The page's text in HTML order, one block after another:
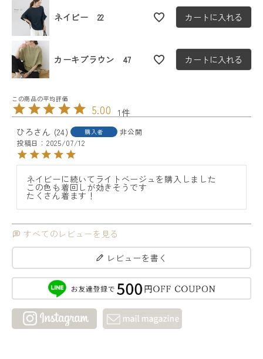
ネイビー 22 カートに入れる
カーキブラウン 47 カートに入れる
5.00 1
ひろ
24 購入者
非公開
投稿日
2025/07/12
ネイビーに続いてライトベージュを購入しました
この色も着回しが効きそうです
たくさん着ます！
すべてのレビューを見る
レビューを書く